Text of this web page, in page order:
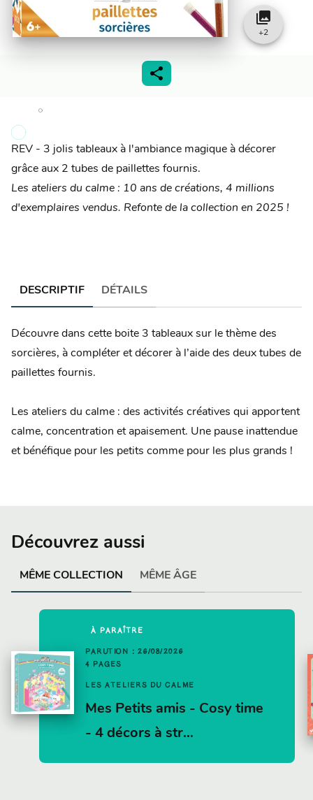
REV - 3 jolis tableaux à l'ambiance magique à décorer
grâce aux 2 tubes de paillettes fournis.
Les ateliers du calme : 10 ans de créations, 4 millions
d'exemplaires vendus. Refonte de la collection en 2025 !
collections
+2
DESCRIPTIF DÉTAILS
Découvre dans cette boite 3 tableaux sur le thème des
sorcières, à compléter et décorer à l’aide des deux tubes de
paillettes fournis.
Les ateliers du calme : des activités créatives qui apportent
calme, concentration et apaisement. Une pause inattendue
et bénéfique pour les petits comme pour les plus grands !
Découvrez aussi
MÊME COLLECTION MÊME ÂGE
À PARAÎTRE
PARUTION : 26/08/2026
4 PAGES
LES ATELIERS DU CALME
Mes Petits amis - Cosy time
- 4 décors à str…